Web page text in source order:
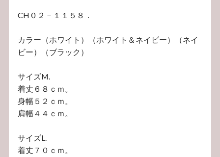
CH０２－１１５８．
カラー（ホワイト）（ホワイト＆ネイビー）（ネイ
ビー）（ブラック）
サイズM.
着丈６８ｃｍ。
身幅５２ｃｍ。
肩幅４４ｃｍ。
サイズL.
着丈７０ｃｍ。